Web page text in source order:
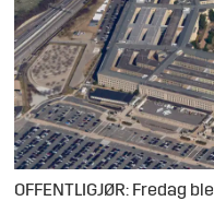
OFFENTLIGJØR: Fredag